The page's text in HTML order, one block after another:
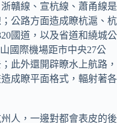
贛線、宣杭線、蕭甬線是
公路方面造成瞭杭滬、杭
國道，以及省道和繞城公
國際機場距市中央27公
此外還開辟瞭水上航路，
成瞭平面格式，輻射著各
人，一邊對都會表皮的後